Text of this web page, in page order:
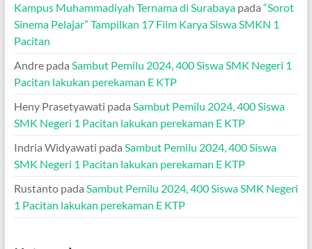
Kampus Muhammadiyah Ternama di Surabayapada “Sorot
Sinema Pelajar” Tampilkan 17 Film Karya Siswa SMKN 1
Pacitan
Andrepada Sambut Pemilu 2024, 400 Siswa SMK Negeri 1
Pacitan lakukan perekaman E KTP
Heny Prasetyawati pada Sambut Pemilu 2024, 400 Siswa
SMK Negeri 1 Pacitan lakukan perekaman E KTP
Indria Widyawati pada Sambut Pemilu 2024, 400 Siswa
SMK Negeri 1 Pacitan lakukan perekaman E KTP
Rustantopada Sambut Pemilu 2024, 400 Siswa SMK Negeri
1 Pacitan lakukan perekaman E KTP